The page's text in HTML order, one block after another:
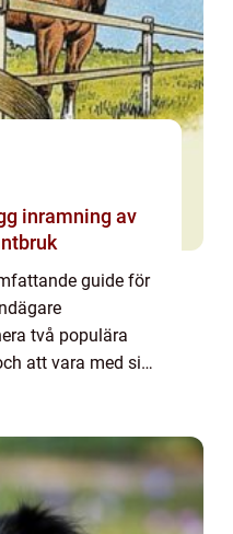
guide för
två populära
att vara med sin